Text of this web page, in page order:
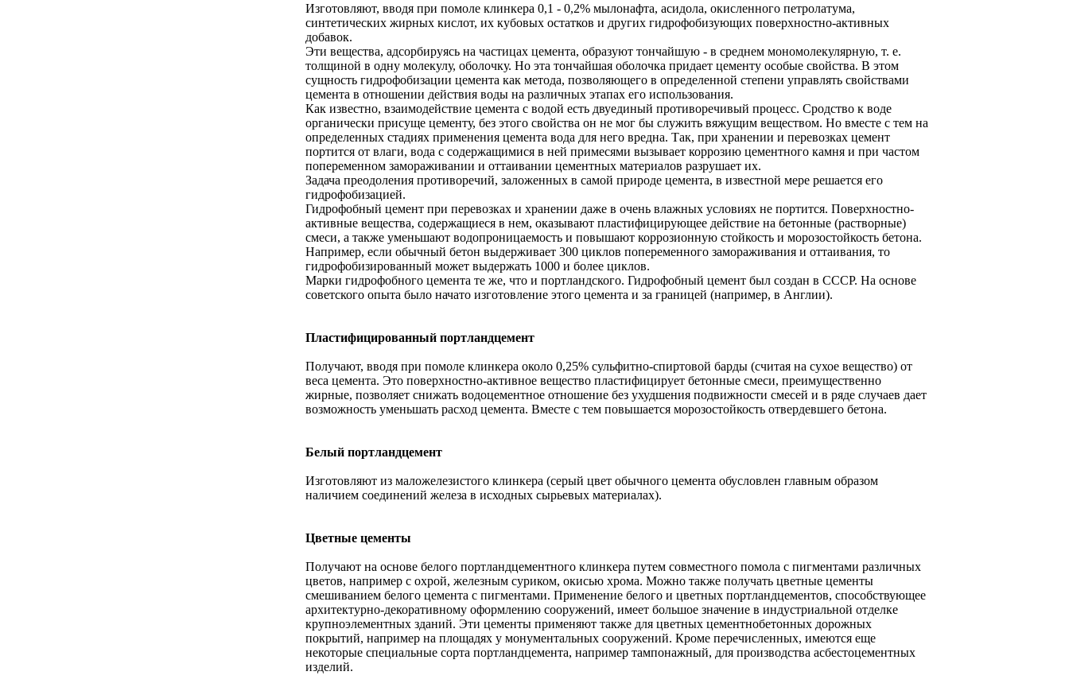
Изготовляют, вводя при помоле клинкера 0,1 - 0,2% мылонафта, асидола, окисленного петролатума,
синтетических жирных кислот, их кубовых остатков и других гидрофобизующих поверхностно-активных
добавок.
Эти вещества, адсорбируясь на частицах цемента, образуют тончайшую - в среднем мономолекулярную, т. е.
толщиной в одну молекулу, оболочку. Но эта тончайшая оболочка придает цементу особые свойства. В этом
сущность гидрофобизации цемента как метода, позволяющего в определенной степени управлять свойствами
цемента в отношении действия воды на различных этапах его использования.
Как известно, взаимодействие цемента с водой есть двуединый противоречивый процесс. Сродство к воде
органически присуще цементу, без этого свойства он не мог бы служить вяжущим веществом. Но вместе с тем на
определенных стадиях применения цемента вода для него вредна. Так, при хранении и перевозках цемент
портится от влаги, вода с содержащимися в ней примесями вызывает коррозию цементного камня и при частом
попеременном замораживании и оттаивании цементных материалов разрушает их.
Задача преодоления противоречий, заложенных в самой природе цемента, в известной мере решается его
гидрофобизацией.
Гидрофобный цемент при перевозках и хранении даже в очень влажных условиях не портится. Поверхностно-
активные вещества, содержащиеся в нем, оказывают пластифицирующее действие на бетонные (растворные)
смеси, а также уменьшают водопроницаемость и повышают коррозионную стойкость и морозостойкость бетона.
Например, если обычный бетон выдерживает 300 циклов попеременного замораживания и оттаивания, то
гидрофобизированный может выдержать 1000 и более циклов.
Марки гидрофобного цемента те же, что и портландского. Гидрофобный цемент был создан в СССР. На основе
советского опыта было начато изготовление этого цемента и за границей (например, в Англии).
Пластифицированный портландцемент
Получают, вводя при помоле клинкера около 0,25% сульфитно-спиртовой барды (считая на сухое вещество) от
веса цемента. Это поверхностно-активное вещество пластифицирует бетонные смеси, преимущественно
жирные, позволяет снижать водоцементное отношение без ухудшения подвижности смесей и в ряде случаев дает
возможность уменьшать расход цемента. Вместе с тем повышается морозостойкость отвердевшего бетона.
Белый портландцемент
Изготовляют из маложелезистого клинкера (серый цвет обычного цемента обусловлен главным образом
наличием соединений железа в исходных сырьевых материалах).
Цветные цементы
Получают на основе белого портландцементного клинкера путем совместного помола с пигментами различных
цветов, например с охрой, железным суриком, окисью хрома. Можно также получать цветные цементы
смешиванием белого цемента с пигментами. Применение белого и цветных портландцементов, способствующее
архитектурно-декоративному оформлению сооружений, имеет большое значение в индустриальной отделке
крупноэлементных зданий. Эти цементы применяют также для цветных цементнобетонных дорожных
покрытий, например на площадях у монументальных сооружений. Кроме перечисленных, имеются еще
некоторые специальные сорта портландцемента, например тампонажный, для производства асбестоцементных
изделий.